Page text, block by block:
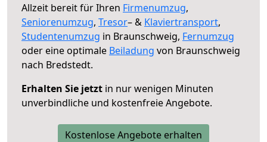
Allzeit bereit für Ihren Firmenumzug,
Seniorenumzug, Tresor– & Klaviertransport,
Studentenumzug in Braunschweig, Fernumzug
oder eine optimale Beiladung von Braunschweig
nach Bredstedt.
Erhalten Sie jetzt in nur wenigen Minuten
unverbindliche und kostenfreie Angebote.
Kostenlose Angebote erhalten